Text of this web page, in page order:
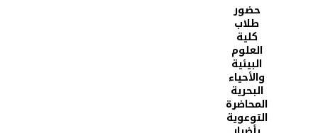
حضور
طلاب
كلية
العلوم
البيئية
والأحياء
البحرية
المحاضرة
التوعوية